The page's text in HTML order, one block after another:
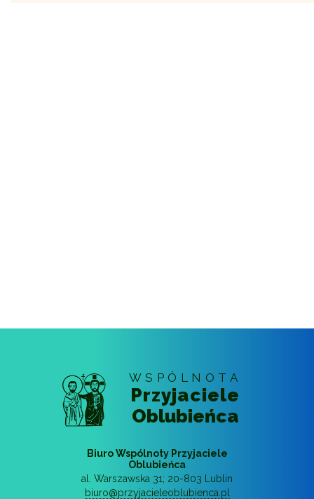
WSPÓLNOTA
Przyjaciele
Oblubieńca
Biuro Wspólnoty Przyjaciele
Oblubieńca
al. Warszawska 31; 20-803
Lublin
biuro@przyjacieleoblubienca.pl